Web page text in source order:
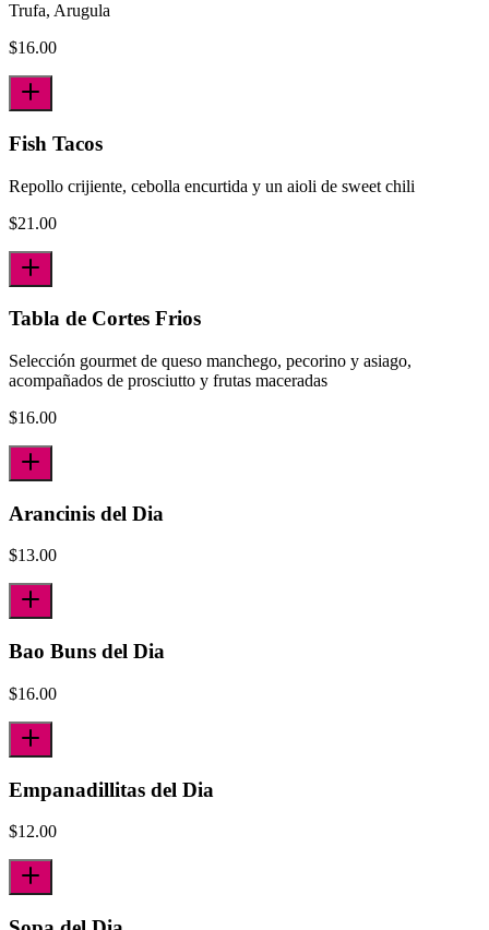
Trufa, Arugula
$16.00
Fish Tacos
Repollo crijiente, cebolla encurtida y un aioli de sweet chili
$21.00
Tabla de Cortes Frios
Selección gourmet de queso manchego, pecorino y asiago,
acompañados de prosciutto y frutas maceradas
$16.00
Arancinis del Dia
$13.00
Bao Buns del Dia
$16.00
Empanadillitas del Dia
$12.00